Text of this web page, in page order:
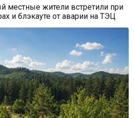
местные жители встретили при
и блэкауте от аварии на ТЭЦ